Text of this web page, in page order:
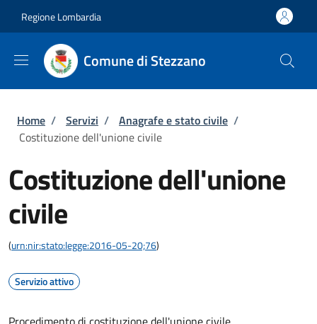
Regione Lombardia
Comune di Stezzano
Briciole di pane
Home / Servizi / Anagrafe e stato civile /
Costituzione dell'unione civile
Costituzione dell'unione
civile
(urn:nir:stato:legge:2016-05-20;76)
Servizio attivo